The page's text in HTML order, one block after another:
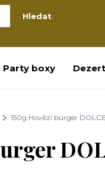
Hledat
Party boxy
150g Hovězí burger